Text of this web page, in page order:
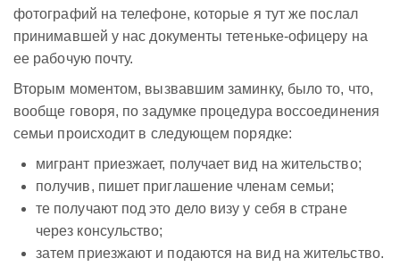
фотографий на телефоне, которые я тут же послал
принимавшей у нас документы тетеньке-офицеру на
ее рабочую почту.
Вторым моментом, вызвавшим заминку, было то, что,
вообще говоря, по задумке процедура воссоединения
семьи происходит в следующем порядке:
мигрант приезжает, получает вид на жительство;
получив, пишет приглашение членам семьи;
те получают под это дело визу у себя в стране
через консульство;
затем приезжают и подаются на вид на жительство.